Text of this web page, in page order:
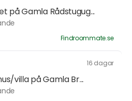
på Gamla Rådstugug...
Findroommate.se
16 dagar
villa på Gamla Br...